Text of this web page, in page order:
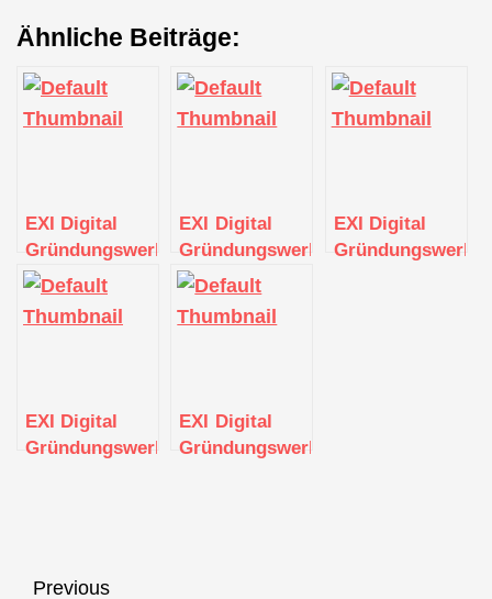
Ähnliche Beiträge:
EXI Digital
Gründungswerkstatt
EXI Digital
Gründungswerkstatt
EXI Digital
EXI Digital
Gründungswerkstatt
EXI Digital
Gründungswerkstatt
Beitragsnavigation
Previous